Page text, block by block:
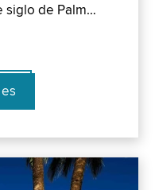
siglo de Palm…